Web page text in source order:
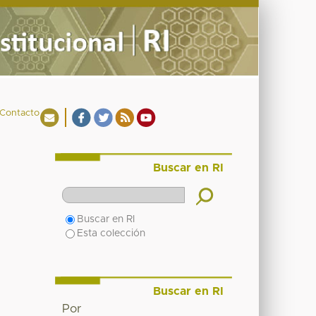
Contacto
Buscar en RI
Buscar en RI
Esta colección
Buscar en RI
Por